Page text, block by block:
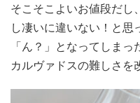
そこそこよいお値段だし
し凄いに違いない！と思
「ん？」となってしま
カルヴァドスの難しさを